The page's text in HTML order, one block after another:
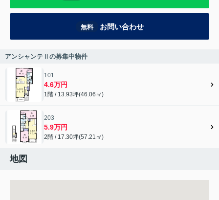
無料 お問い合わせ
アンシャンテⅡの募集中物件
101
4.6万円
1階 / 13.93坪(46.06㎡)
203
5.9万円
2階 / 17.30坪(57.21㎡)
地図